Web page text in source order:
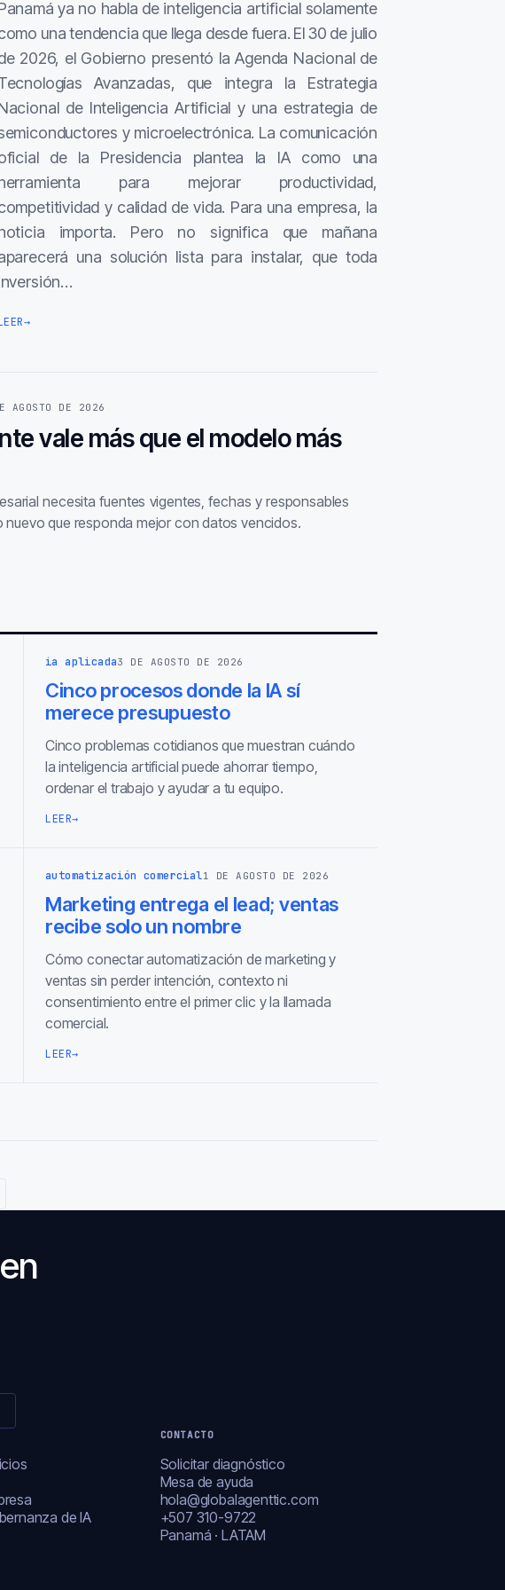
ya no habla de inteligencia artificial solamente
una tendencia que llega desde fuera. El 30 de julio
2026, el Gobierno presentó la Agenda Nacional de
Avanzadas, que integra la Estrategia
de Inteligencia Artificial y una estrategia de
y microelectrónica. La comunicación
de la Presidencia plantea la IA como una
para mejorar productividad,
y calidad de vida. Para una empresa, la
importa. Pero no significa que mañana
una solución lista para instalar, que toda
→
AGOSTO DE 2026
vale más que el modelo más
necesita fuentes vigentes, fechas y responsables
nuevo que responda mejor con datos vencidos.
ia aplicada3 DE AGOSTO DE 2026
Cinco procesos donde la IA sí
merece presupuesto
Cinco problemas cotidianos que muestran cuándo
la inteligencia artificial puede ahorrar tiempo,
ordenar el trabajo y ayudar a tu equipo.
LEER→
automatización comercial1 DE AGOSTO DE 2026
Marketing entrega el lead; ventas
recibe solo un nombre
Cómo conectar automatización de marketing y
ventas sin perder intención, contexto ni
consentimiento entre el primer clic y la llamada
comercial.
LEER→
de IA
CONTACTO
Solicitar diagnóstico
Mesa de ayuda
hola@globalagenttic.com
+507 310-9722
Panamá · LATAM